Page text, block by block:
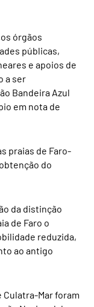
órgãos
públicas,
e apoios de
a ser
Bandeira Azul
em nota de
praias de Faro-
do
da distinção
de Faro o
reduzida,
ao antigo
Culatra-Mar foram